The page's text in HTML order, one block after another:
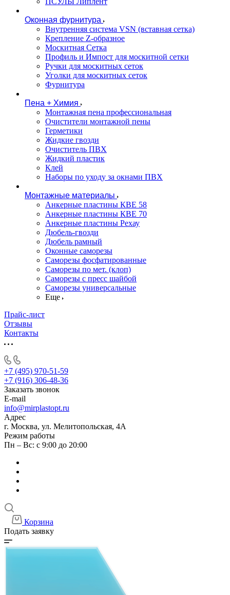
Оконная фурнитура
Внутренняя система VSN (вставная сетка)
Крепление Z-образное
Москитная Сетка
Профиль и Импост для москитной сетки
Ручки для москитных сеток
Уголки для москитных сеток
Фурнитура
Пена + Химия
Монтажная пена профессиональная
Очистители монтажной пены
Герметики
Жидкие гвозди
Очиститель ПВХ
Жидкий пластик
Клей
Наборы по уходу за окнами ПВХ
Монтажные материалы
Анкерные пластины КВЕ 58
Анкерные пластины КВЕ 70
Анкерные пластины Рехау
Дюбель-гвозди
Дюбель рамный
Оконные саморезы
Саморезы фосфатированные
Саморезы по мет. (клоп)
Саморезы с пресс шайбой
Саморезы универсальные
Еще
Прайс-лист
Отзывы
Контакты
+7 (495) 970-51-59
+7 (916) 306-48-36
Заказать звонок
E-mail
info@mirplastopt.ru
Адрес
г. Москва, ул. Мелитопольская, 4А
Режим работы
Пн – Вс: с 9:00 до 20:00
Корзина
Подать заявку